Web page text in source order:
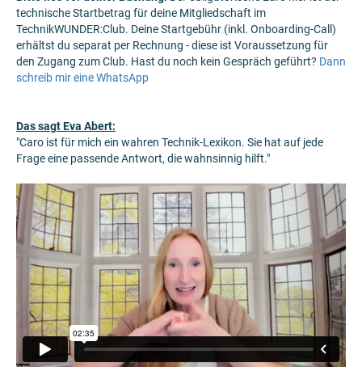
technische Startbetrag für deine Mitgliedschaft im
TechnikWUNDER:Club. Deine Startgebühr (inkl. Onboarding-Call)
erhältst du separat per Rechnung - diese ist Voraussetzung für
den Zugang zum Club. Hast du noch kein Gespräch geführt? Dann
schreib mir eine WhatsApp
Das sagt Eva Abert:
"Caro ist für mich ein wahren Technik-Lexikon. Sie hat auf jede
Frage eine passende Antwort, die wahnsinnig hilft."